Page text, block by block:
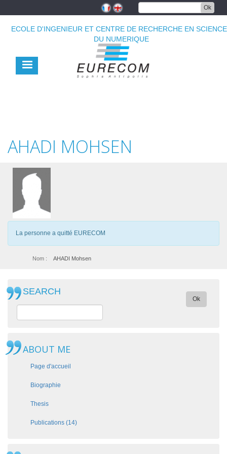
principal
Ok
ECOLE D'INGENIEUR ET CENTRE DE RECHERCHE EN
DU NUMERIQUE
AHADI MOHSEN
La personne a quitté EURECOM
Nom : AHADI Mohsen
SEARCH
Ok
ABOUT ME
Page d'accueil
Biographie
Thesis
Publications (14)